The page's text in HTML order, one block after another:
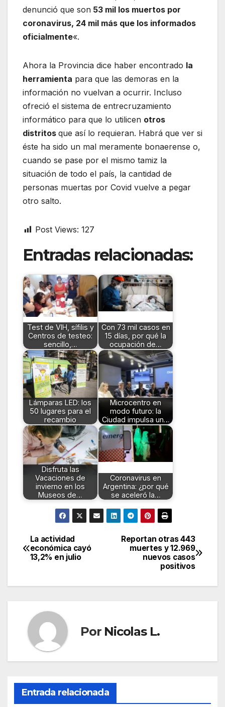
denunció que son 53 mil los muertos por
coronavirus, 24 mil más que los informados
oficialmente«.
Ahora la Provincia dice haber encontrado la
herramienta para que las demoras en la
información no vuelvan a ocurrir. Incluso
ofreció el sistema de entrecruzamiento
informático para que lo utilicen otros
distritos que así lo requieran. Habrá que ver si
éste ha sido un mal meramente bonaerense o,
cuando se pase por el mismo tamiz la
situación de todo el país, la cantidad de
personas muertas por Covid vuelve a pegar
otro salto.
Post Views: 127
Entradas relacionadas:
Test de VIH, sífilis y
Centros de testeo:
sencillo,…
Con 73 mil casos en
15 días, por qué la
ocupación de…
Lámparas LED: los
50 lugares para el
recambio
Microcentro en
modo futuro: la
Ciudad impulsa un…
Disfruta las
Vacaciones de
invierno en los
Museos de…
Coronavirus en
Argentina: ¿por qué
se aceleró la…
Navegación
de
entradas
Reportan otras 443
muertes y 12.969
nuevos casos
positivos
La actividad
económica cayó
13,2% en julio
Por Nicolas L.
Entrada relacionada